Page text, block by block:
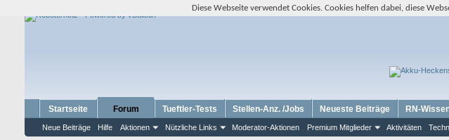
Startseite Forum
Neue Beiträge Hilfe Aktionen Nützliche Links Moderator-Aktionen Premium Mitglieder Aktivitäten
Tueftler-Tests Stellen-Anz. /Jobs Neueste Beiträge RN-
Diese Webseite verwendet Cookies. Cookies helfen dabei, diese